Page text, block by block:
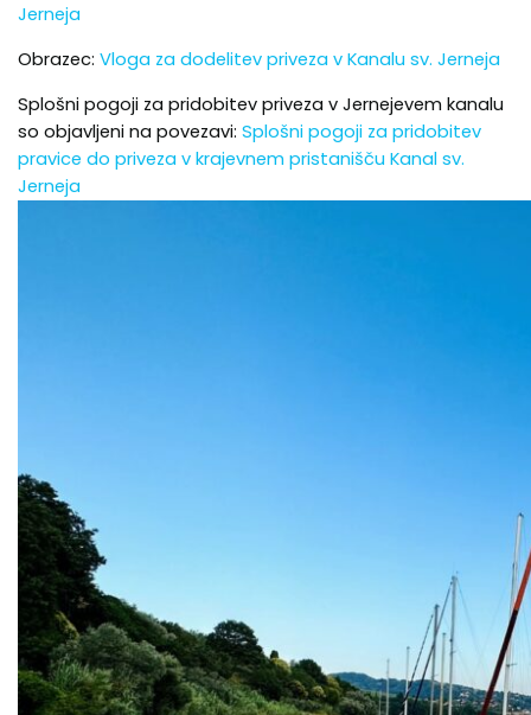
Jerneja
Obrazec: Vloga za dodelitev priveza v Kanalu sv. Jerneja
Splošni pogoji za pridobitev priveza v Jernejevem kanalu
so objavljeni na povezavi: Splošni pogoji za pridobitev
pravice do priveza v krajevnem pristanišču Kanal sv.
Jerneja